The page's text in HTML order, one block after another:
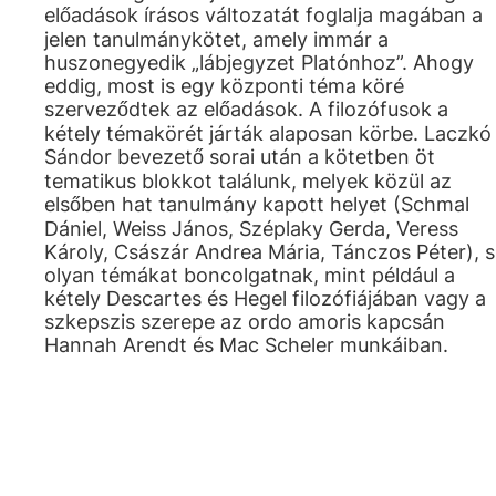
előadások írásos változatát foglalja magában a
jelen tanulmánykötet, amely immár a
huszonegyedik „lábjegyzet Platónhoz”. Ahogy
eddig, most is egy központi téma köré
szerveződtek az előadások. A filozófusok a
kétely témakörét járták alaposan körbe. Laczkó
Sándor bevezető sorai után a kötetben öt
tematikus blokkot találunk, melyek közül az
elsőben hat tanulmány kapott helyet (Schmal
Dániel, Weiss János, Széplaky Gerda, Veress
Károly, Császár Andrea Mária, Tánczos Péter), s
olyan témákat boncolgatnak, mint például a
kétely Descartes és Hegel filozófiájában vagy a
szkepszis szerepe az ordo amoris kapcsán
Hannah Arendt és Mac Scheler munkáiban.